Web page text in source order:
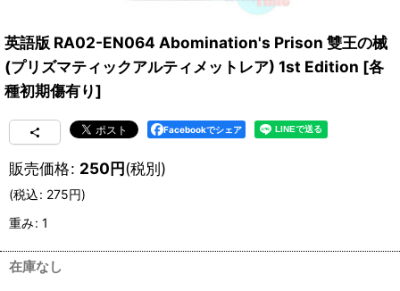
英語版 RA02-EN064 Abomination's Prison 雙王の械
(プリズマティックアルティメットレア) 1st Edition [各
種初期傷有り]
Facebookでシェア
販売価格: 250円(税別)
(税込: 275円)
重み: 1
在庫なし